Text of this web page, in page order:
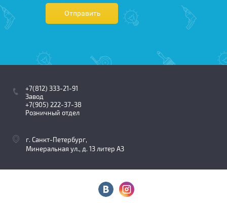
Отправить
+7(812) 333-21-91
Завод
+7(905) 222-37-38
Розничный отдел
г. Санкт-Петербург,
Минеральная ул., д. 13 литер АЗ